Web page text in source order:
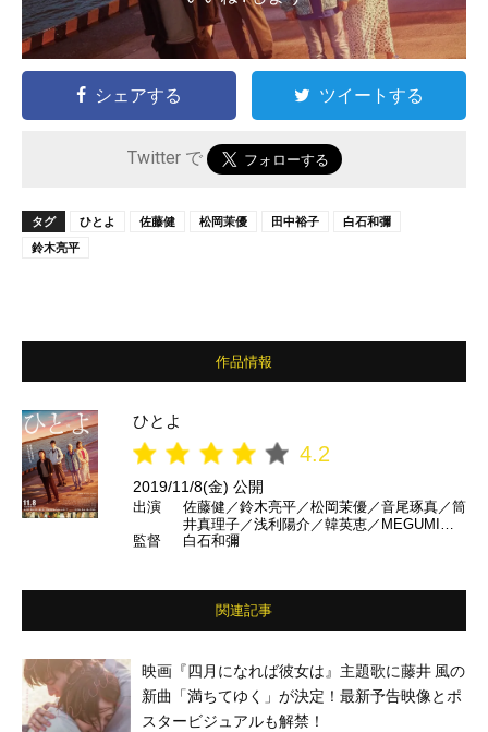
シェアする ツイートする
Twitter で
タグ ひとよ 佐藤健 松岡茉優 田中裕子
白石和彌
鈴木亮平
作品情報
ひとよ
4.2
2019/11/8(金) 公開
出演
佐藤健／鈴木亮平／松岡茉優／音尾琢真／筒
井真理子／浅利陽介／韓英恵／MEGUMI／
大悟（千鳥）／佐々木蔵之介／田中裕子 ほ
監督 白石和彌
関連記事
映画『四月になれば彼女は』主題歌に藤井 風の
新曲「満ちてゆく」が決定！最新予告映像とポ
スタービジュアルも解禁！